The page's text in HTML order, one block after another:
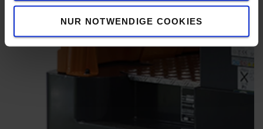
NUR NOTWENDIGE COOKIES